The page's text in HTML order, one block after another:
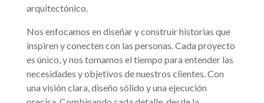
arquitectónico.
Nos enfocamos en diseñar y construir historias que
inspiren y conecten con las personas. Cada proyecto
es único, y nos tomamos el tiempo para entender las
necesidades y objetivos de nuestros clientes. Con
una visión clara, diseño sólido y una ejecución